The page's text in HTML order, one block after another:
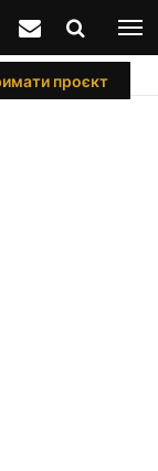
проєкт
Нэнси?